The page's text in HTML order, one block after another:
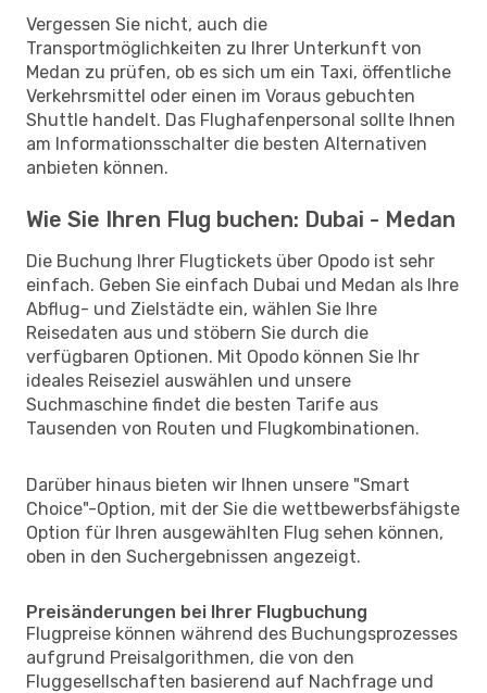
Vergessen Sie nicht, auch die
Transportmöglichkeiten zu Ihrer Unterkunft von
Medan zu prüfen, ob es sich um ein Taxi, öffentliche
Verkehrsmittel oder einen im Voraus gebuchten
Shuttle handelt. Das Flughafenpersonal sollte Ihnen
am Informationsschalter die besten Alternativen
anbieten können.
Wie Sie Ihren Flug buchen: Dubai - Medan
Die Buchung Ihrer Flugtickets über Opodo ist sehr
einfach. Geben Sie einfach Dubai und Medan als Ihre
Abflug- und Zielstädte ein, wählen Sie Ihre
Reisedaten aus und stöbern Sie durch die
verfügbaren Optionen. Mit Opodo können Sie Ihr
ideales Reiseziel auswählen und unsere
Suchmaschine findet die besten Tarife aus
Tausenden von Routen und Flugkombinationen.
Darüber hinaus bieten wir Ihnen unsere "Smart
Choice"-Option, mit der Sie die wettbewerbsfähigste
Option für Ihren ausgewählten Flug sehen können,
oben in den Suchergebnissen angezeigt.
Preisänderungen bei Ihrer Flugbuchung
Flugpreise können während des Buchungsprozesses
aufgrund Preisalgorithmen, die von den
Fluggesellschaften basierend auf Nachfrage und